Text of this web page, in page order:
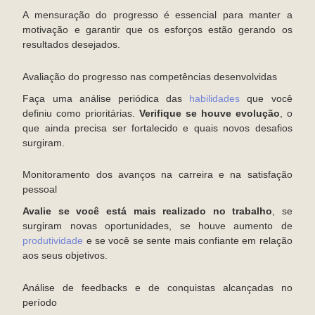
A mensuração do progresso é essencial para manter a
motivação e garantir que os esforços estão gerando os
resultados desejados.
Avaliação do progresso nas competências desenvolvidas
Faça uma análise periódica das habilidades que você
definiu como prioritárias.Verifique se houve evolução , o
que ainda precisa ser fortalecido e quais novos desafios
surgiram.
Monitoramento dos avanços na carreira e na satisfação
pessoal
Avalie se você está mais realizado no trabalho, se
surgiram novas oportunidades, se houve aumento de
produtividade e se você se sente mais confiante em relação
aos seus objetivos.
Análise de feedbacks e de conquistas alcançadas no
período